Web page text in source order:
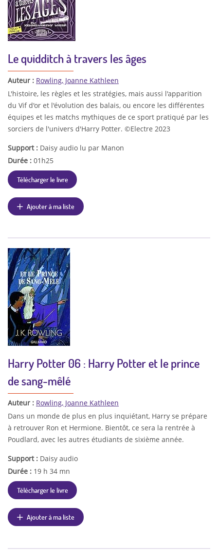
Le quidditch à travers les âges
Auteur : Rowling, Joanne Kathleen
L'histoire, les règles et les stratégies, mais aussi l'apparition
du Vif d'or et l'évolution des balais, ou encore les différentes
équipes et les matchs mythiques de ce sport pratiqué par les
sorciers de l'univers d'Harry Potter. ©Electre 2023
Support : Daisy audio lu par Manon
Durée : 01h25
Télécharger le livre
Ajouter à ma liste
Harry Potter 06 : Harry Potter et le prince
de sang-mêlé
Auteur : Rowling, Joanne Kathleen
Dans un monde de plus en plus inquiétant, Harry se prépare
à retrouver Ron et Hermione. Bientôt, ce sera la rentrée à
Poudlard, avec les autres étudiants de sixième année.
Support : Daisy audio
Durée : 19 h 34 mn
Télécharger le livre
Ajouter à ma liste